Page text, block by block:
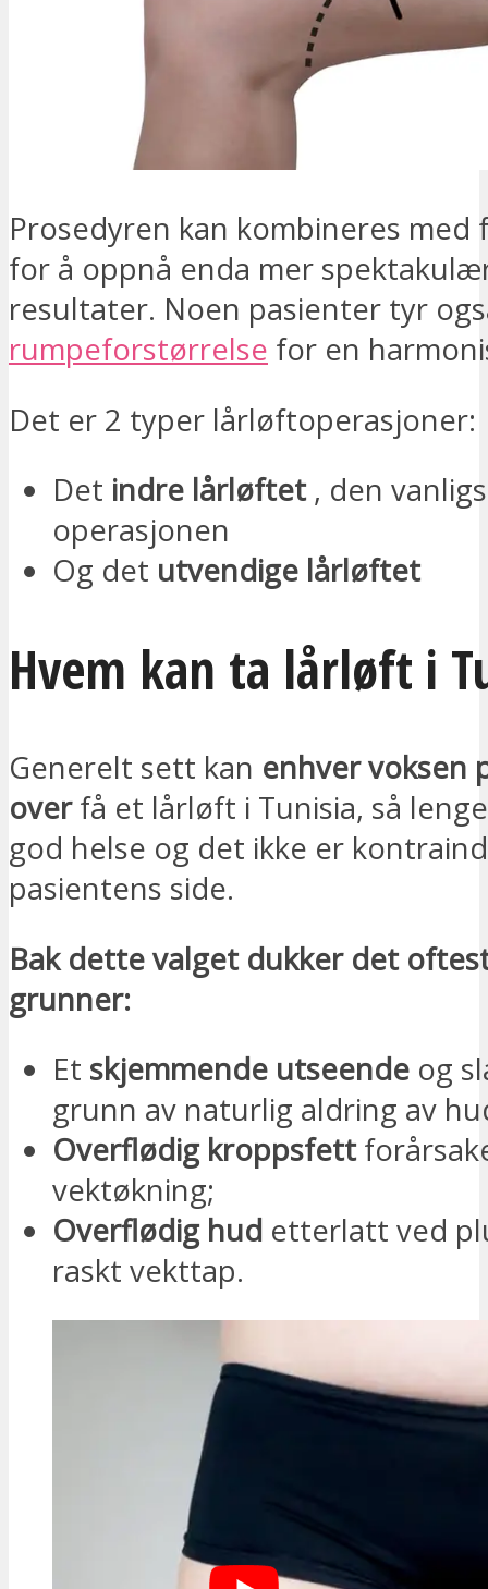
Prosedyren kan kombineres med
for å oppnå enda mer
resultater. Noen pasienter tyr
rumpeforstørrelse for en
Det er 2 typer lårløftoperasjoner:
Det indre lårløftet, den
operasjonen
Og det utvendige lårløftet
Hvem kan ta lårløft i
Generelt sett kan enhver voksen
overfå et lårløft i Tunisia, så
god helse og det ikke er
pasientens side.
Bak dette valget dukker det
grunner:
Et skjemmende utseende og
grunn av naturlig aldring av
Overflødig kroppsfett
vektøkning;
Overflødig hud etterlatt ved
raskt vekttap.